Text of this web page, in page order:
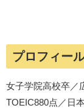
プロフィー
女子学院高校卒／
TOEIC880点／日